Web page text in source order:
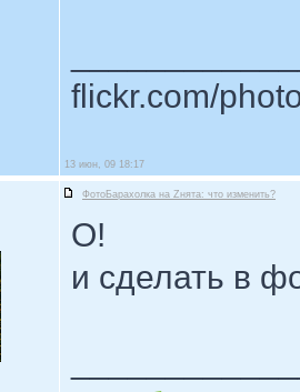
flickr.com/
13 июн, 09 18:17
ФотоБарахолка на Zнята: что изменить?
О!
и сделать в